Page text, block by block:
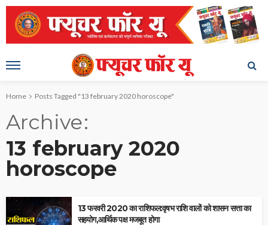
Home Posts Tagged "13 february 2020 horoscope"
Archive
13 february 2020
horoscope
13 फरवरी 2020 का राशिफल:वृषभ राशि वालों को शासन सत्ता का
सहयोग,आर्थिक पक्ष मजबूत होगा